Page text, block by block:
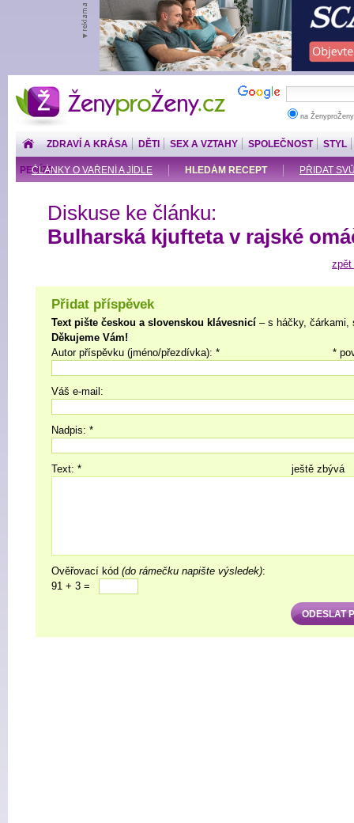
ŽenyproŽeny.cz
na
ZDRAVÍ A KRÁSA DĚTI SEX A VZTAHY SPOLEČNOST STYL
ČLÁNKY O VAŘENÍ A JÍDLE HLEDÁM RECEPT PŘIDAT
PENÍZE
Diskuse ke článku:
Bulharská kjufteta v rajské
zpět
Přidat příspěvek
Text pište českou a slovenskou klávesnicí – s háčky, čárkami,
Děkujeme Vám!
*
Autor příspěvku (jméno/přezdívka): *
Váš e-mail:
Nadpis: *
ještě zbývá
Text: *
Ověřovací kód (do rámečku napište výsledek):
91 + 3 =